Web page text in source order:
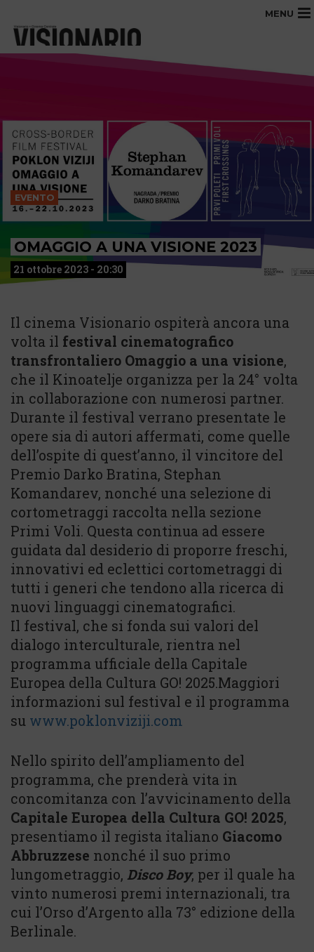
MENU
EVENTO
OMAGGIO A UNA VISIONE 2023
21 ottobre 2023 - 20:30
Il cinema Visionario ospiterà ancora una
volta il festival cinematografico
transfrontaliero Omaggio a una visione,
che il Kinoatelje organizza per la 24° volta
in collaborazione con numerosi partner.
Durante il festival verrano presentate le
opere sia di autori affermati, come quelle
dell’ospite di quest’anno, il vincitore del
Premio Darko Bratina, Stephan
Komandarev, nonché una selezione di
cortometraggi raccolta nella sezione
Primi Voli. Questa continua ad essere
guidata dal desiderio di proporre freschi,
innovativi ed eclettici cortometraggi di
tutti i generi che tendono alla ricerca di
nuovi linguaggi cinematografici.
Il festival, che si fonda sui valori del
dialogo interculturale, rientra nel
programma ufficiale della Capitale
Europea della Cultura GO! 2025.Maggiori
informazioni sul festival e il programma
su www.poklonviziji.com
Nello spirito dell’ampliamento del
programma, che prenderà vita in
concomitanza con l’avvicinamento della
Capitale Europea della Cultura GO! 2025,
presentiamo il regista italiano Giacomo
Abbruzzese nonché il suo primo
lungometraggio, Disco Boy, per il quale ha
vinto numerosi premi internazionali, tra
cui l’Orso d’Argento alla 73° edizione della
Berlinale.